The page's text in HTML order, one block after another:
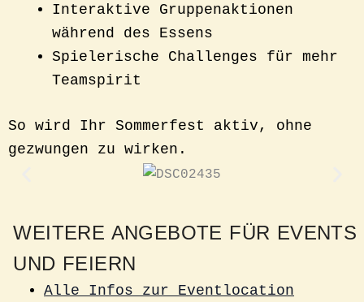
Interaktive Gruppenaktionen
während des Essens
Spielerische Challenges für mehr
Teamspirit
So wird Ihr Sommerfest aktiv, ohne
gezwungen zu wirken.
WEITERE ANGEBOTE FÜR EVENTS
UND FEIERN
Alle Infos zur Eventlocation